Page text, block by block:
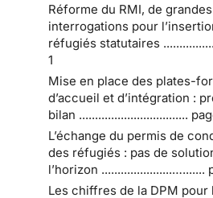
Réforme du RMI, de grandes
interrogations pour
réfugiés statutaires
1
Mise en place des plates-
d’accueil et d’intégration :
bilan ..................................
L’échange du permis de
des réfugiés : pas de
l’horizon ......................….......
Les chiffres de la DPM pour